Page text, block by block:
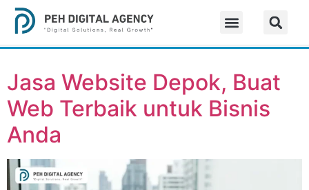
Jasa Website Depok, Buat
Web Terbaik untuk Bisnis
Anda